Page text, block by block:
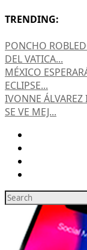
TRENDING:
PONCHO
DEL VATICA...
MÉXICO
ECLIPSE...
IVONNE
SE VE MEJ...